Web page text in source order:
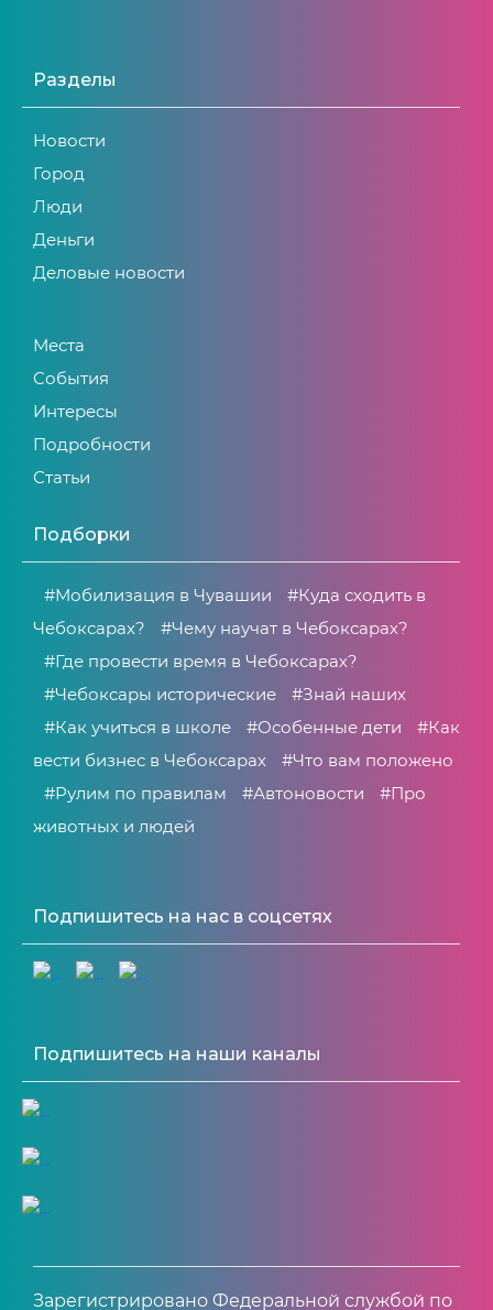
Разделы
Новости
Город
Люди
Деньги
Деловые новости
Места
События
Интересы
Подробности
Статьи
Подборки
#Мобилизация в Чувашии
#Куда сходить в
Чебоксарах?
#Чему научат в Чебоксарах?
#Где провести время в Чебоксарах?
#Чебоксары исторические
#Знай наших
#Как учиться в школе
#Особенные дети
#Как
вести бизнес в Чебоксарах
#Что вам положено
#Рулим по правилам
#Автоновости
#Про
животных и людей
Подпишитесь на нас в соцсетях
Подпишитесь на наши каналы
Зарегистрировано Федеральной службой по